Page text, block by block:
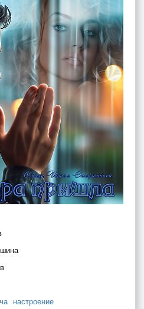
настроение